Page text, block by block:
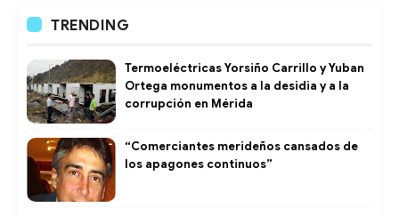
TRENDING
Termoeléctricas Yorsiño Carrillo y Yuban
Ortega monumentos a la desidia y a la
corrupción en Mérida
“Comerciantes merideños cansados de
los apagones continuos”